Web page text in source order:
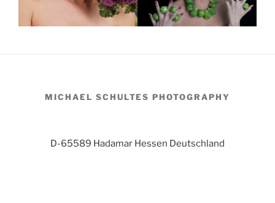
MICHAEL SCHULTES PHOTOGRAPHY
D-65589 Hadamar Hessen Deutschland